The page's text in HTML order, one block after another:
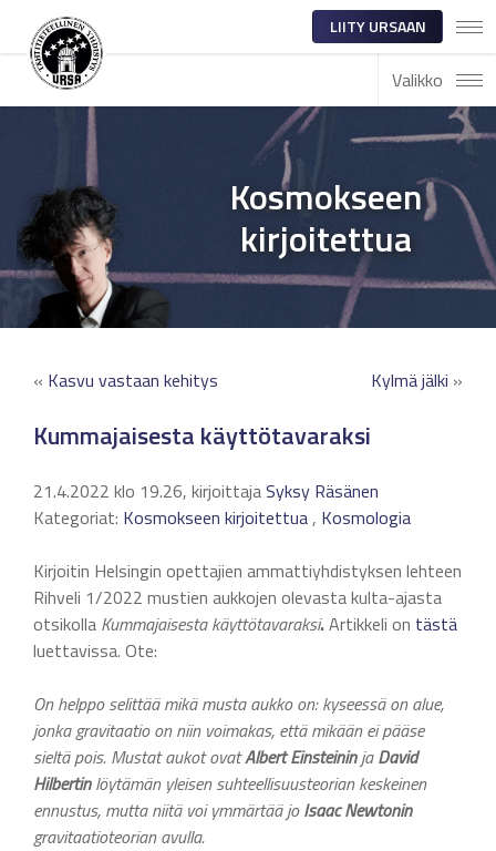
LIITY URSAAN
Valikko
Kosmokseen
kirjoitettua
« Kasvu vastaan kehitys Kylmä jälki »
Kummajaisesta käyttötavaraksi
21.4.2022 klo 19.26, kirjoittajaSyksy Räsänen
Kategoriat: Kosmokseen kirjoitettua, Kosmologia
Kirjoitin Helsingin opettajien ammattiyhdistyksen lehteen
Rihveli 1/2022 mustien aukkojen olevasta kulta-ajasta
otsikolla Kummajaisesta käyttötavaraksi.Artikkeli on tästä
luettavissa. Ote:
On helppo selittää mikä musta aukko on: kyseessä on alue,
jonka gravitaatio on niin voimakas, että mikään ei pääse
sieltä pois. Mustat aukot ovatAlbert EinsteininjaDavid
Hilbertinlöytämän yleisen suhteellisuusteorian keskeinen
ennustus, mutta niitä voi ymmärtää joIsaac Newtonin
gravitaatioteorian avulla.